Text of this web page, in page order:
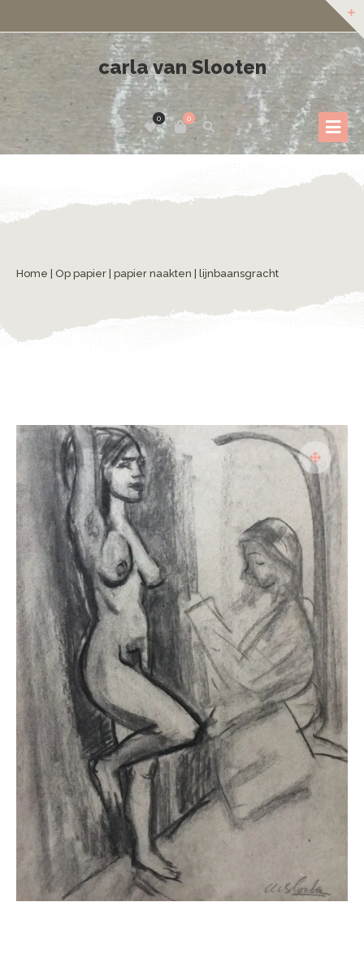
carla van Slooten
0
0
Home Op papier papier naakten | lijnbaansgracht